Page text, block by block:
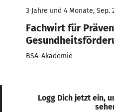
3 Jahre und 4 Monate, Sep.
Fachwirt für
BSA-Akademie
Logg Dich jetzt ein,